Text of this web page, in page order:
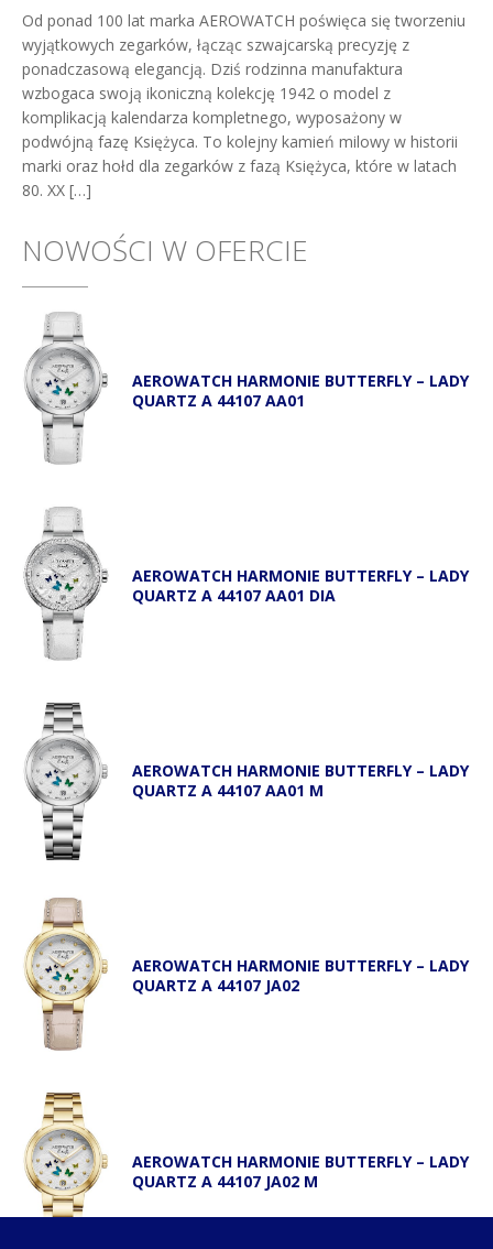
Od ponad 100 lat marka AEROWATCH poświęca się tworzeniu
wyjątkowych zegarków, łącząc szwajcarską precyzję z
ponadczasową elegancją. Dziś rodzinna manufaktura
wzbogaca swoją ikoniczną kolekcję 1942 o model z
komplikacją kalendarza kompletnego, wyposażony w
podwójną fazę Księżyca. To kolejny kamień milowy w historii
marki oraz hołd dla zegarków z fazą Księżyca, które w latach
80. XX […]
NOWOŚCI W OFERCIE
AEROWATCH HARMONIE BUTTERFLY – LADY
QUARTZ A 44107 AA01
AEROWATCH HARMONIE BUTTERFLY – LADY
QUARTZ A 44107 AA01 DIA
AEROWATCH HARMONIE BUTTERFLY – LADY
QUARTZ A 44107 AA01 M
AEROWATCH HARMONIE BUTTERFLY – LADY
QUARTZ A 44107 JA02
AEROWATCH HARMONIE BUTTERFLY – LADY
QUARTZ A 44107 JA02 M